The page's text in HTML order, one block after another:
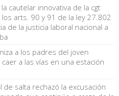
cautelar innovativa de la cgt
arts. 90 y 91 de la ley 27.802
de la justicia laboral nacional a
a los padres del joven
a las vías en una estación
de salta rechazó la excusación